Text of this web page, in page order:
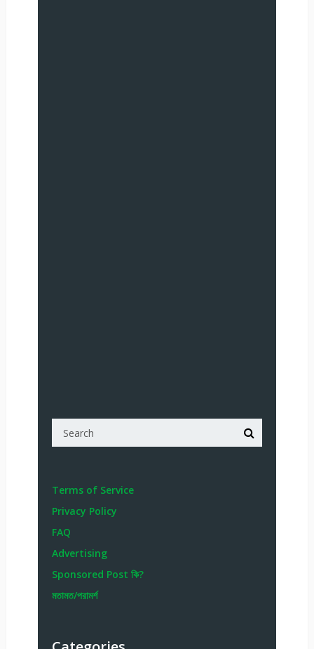
Terms of Service
Privacy Policy
FAQ
Advertising
Sponsored Post কি?
মতামত/পরামর্শ